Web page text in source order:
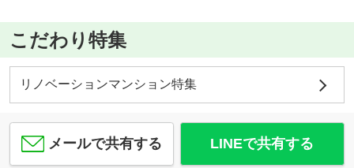
こだわり特集
リノベーションマンション特集
メールで共有する LINEで共有する